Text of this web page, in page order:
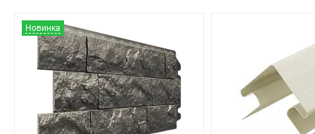
Новинка